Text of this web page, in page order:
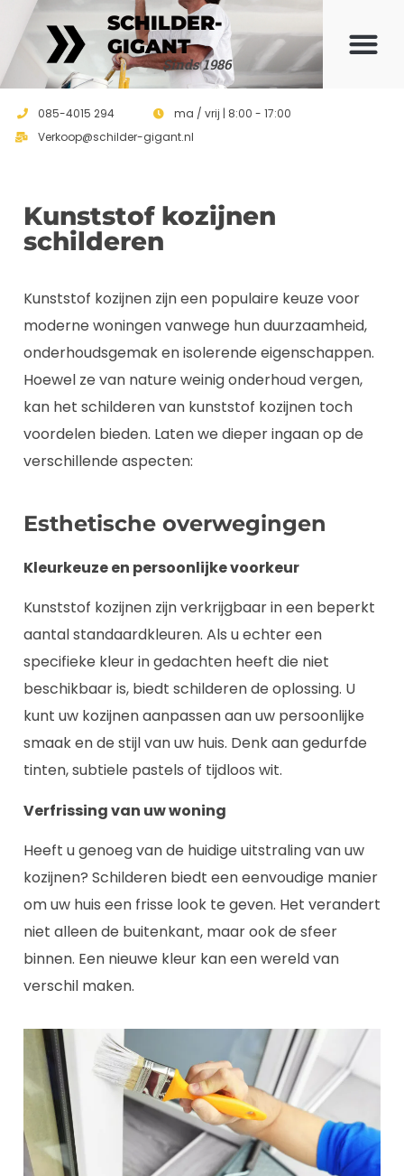
SCHILDER-
GIGANT
Sinds 1986
085-4015 294
ma / vrij | 8:00 - 17:00
Verkoop@schilder-gigant.nl
Kunststof kozijnen
schilderen
Kunststof kozijnen zijn een populaire keuze voor
moderne woningen vanwege hun duurzaamheid,
onderhoudsgemak en isolerende eigenschappen.
Hoewel ze van nature weinig onderhoud vergen,
kan het schilderen van kunststof kozijnen toch
voordelen bieden. Laten we dieper ingaan op de
verschillende aspecten:
Esthetische overwegingen
Kleurkeuze en persoonlijke voorkeur
Kunststof kozijnen zijn verkrijgbaar in een beperkt
aantal standaardkleuren. Als u echter een
specifieke kleur in gedachten heeft die niet
beschikbaar is, biedt schilderen de oplossing. U
kunt uw kozijnen aanpassen aan uw persoonlijke
smaak en de stijl van uw huis. Denk aan gedurfde
tinten, subtiele pastels of tijdloos wit.
Verfrissing van uw woning
Heeft u genoeg van de huidige uitstraling van uw
kozijnen? Schilderen biedt een eenvoudige manier
om uw huis een frisse look te geven. Het verandert
niet alleen de buitenkant, maar ook de sfeer
binnen. Een nieuwe kleur kan een wereld van
verschil maken.